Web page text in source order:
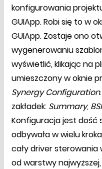
konfigurowania
GUIApp. Robi się to w
GUIApp. Zostaje ono
wygenerowaniu
wyświetlić, klikając na
umieszczony w oknie
Synergy Configuration
zakładek: Summary,
Konfiguracja jest dość
odbywała w wielu
cały driver
od warstwy